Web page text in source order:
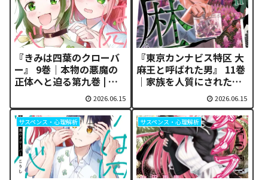
『きみは四葉のクローバ
ー』 9巻｜本物の悪魔の
正体へと迫る第九巻 | 無
2026.06.15
『東京カンナビス特区 大
麻王と呼ばれた男』 11巻
｜家族を人質にされた大
麻王の超選択 | 無料で読
む方法
2026.06.15
サスペンス・心理解析 サスペンス・心理解析